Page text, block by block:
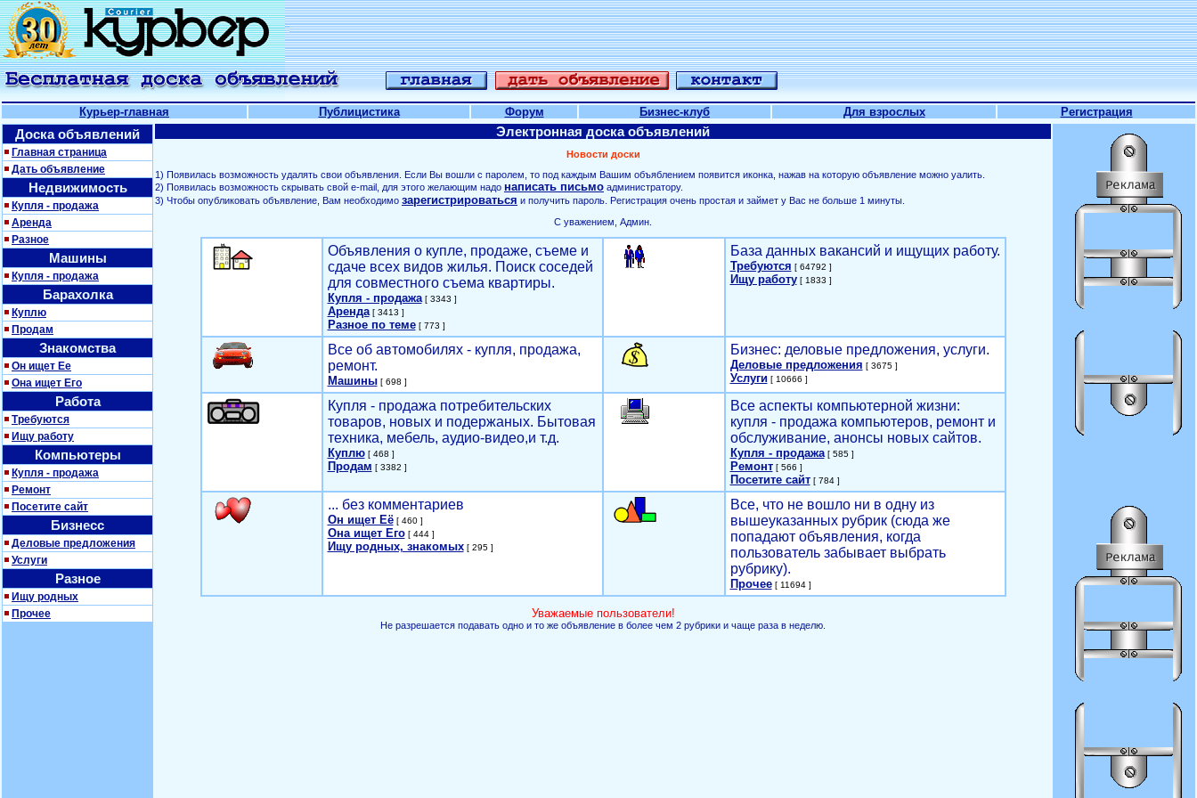
Курьер-главная Публицистика Форум Бизнес-клуб Для взрослых Регистрация
Доска объявлений
Главная страница
Дать объявление
Недвижимость
Купля - продажа
Аренда
Разное
Машины
Купля - продажа
Барахолка
Куплю
Продам
Знакомства
Он ищет Ее
Она ищет Его
Работа
Требуются
Ищу работу
Компьютеры
Купля - продажа
Ремонт
Посетите сайт
Бизнесс
Деловые предложения
Услуги
Разное
Ищу родных
Прочее
Электронная доска объявлений
Новости доски
1) Появилась возможность удалять свои объявления. Если Вы вошли с паролем, то под каждым Вашим объяблением появится иконка, нажав на которую объявление можно уалить.
2) Появилась возможность скрывать свой е-mail, для этого желающим надо написать письмо администратору.
3) Чтобы опубликовать объявление, Вам необходимо зарегистрироваться и получить пароль. Регистрация очень простая и займет у Вас не больше 1 минуты.
С уважением, Админ.
Объявления о купле, продаже, съеме и
сдаче всех видов жилья. Поиск соседей
для совместного съема квартиры.
Купля - продажа[ 3343 ]
Аренда[ 3413 ]
Разное по теме[ 773 ]
База данных вакансий и ищущих работу.
Требуются [ 64792 ]
Ищу работу[ 1833 ]
Все об автомобилях - купля, продажа,
ремонт.
Машины[ 698 ]
Бизнес: деловые предложения, услуги.
Деловые предложения [ 3675 ]
Услуги[ 10666 ]
Купля - продажа потребительских
товаров, новых и подержаных. Бытовая
техника, мебель, аудио-видео,и т.д.
Куплю[ 468 ]
Продам [ 3382 ]
Все аспекты компьютерной жизни:
купля - продажа компьютеров, ремонт и
обслуживание, анонсы новых сайтов.
Купля - продажа[ 585 ]
Ремонт[ 566 ]
Посетите сайт[ 784 ]
... без комментариев
Он ищет Её[ 460 ]
Она ищет Его[ 444 ]
Ищу родных, знакомых[ 295 ]
Все, что не вошло ни в одну из
вышеуказанных рубрик (сюда же
попадают объявления, когда
пользователь забывает выбрать
рубрику).
Прочее[ 11694 ]
Уважаемые пользователи!
Не разрешается подавать одно и то же объявление в более чем 2 рубрики и чаще раза в неделю.